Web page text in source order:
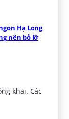
Hạ Long
nên bỏ lỡ
khai. Các